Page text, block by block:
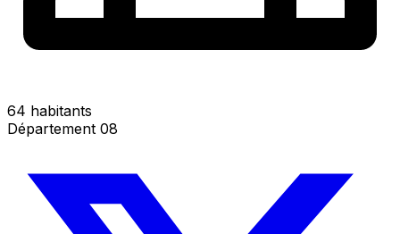
64 habitants
Département 08